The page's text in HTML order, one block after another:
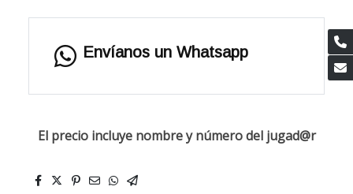
Envíanos un Whatsapp
El precio incluye nombre y número del jugad@r